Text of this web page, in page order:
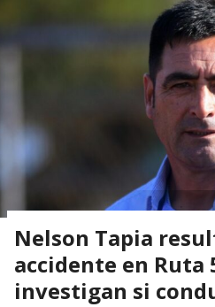
Nelson Tapia
accidente en Ruta
investigan si